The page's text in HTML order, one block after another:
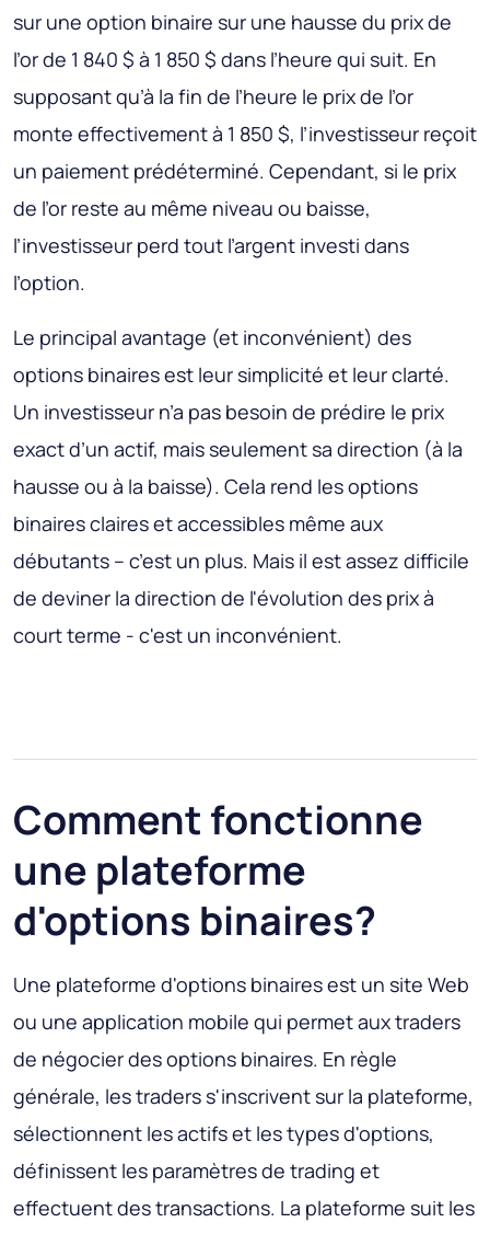
sur une option binaire sur une hausse du prix de
l’or de 1 840 $ à 1 850 $ dans l’heure qui suit. En
supposant qu’à la fin de l’heure le prix de l’or
monte effectivement à 1 850 $, l’investisseur reçoit
un paiement prédéterminé. Cependant, si le prix
de l’or reste au même niveau ou baisse,
l’investisseur perd tout l’argent investi dans
l’option.
Le principal avantage (et inconvénient) des
options binaires est leur simplicité et leur clarté.
Un investisseur n’a pas besoin de prédire le prix
exact d’un actif, mais seulement sa direction (à la
hausse ou à la baisse). Cela rend les options
binaires claires et accessibles même aux
débutants – c’est un plus. Mais il est assez difficile
de deviner la direction de l'évolution des prix à
court terme - c'est un inconvénient.
Comment fonctionne
une plateforme
d'options binaires?
Une plateforme d'options binaires est un site Web
ou une application mobile qui permet aux traders
de négocier des options binaires. En règle
générale, les traders s'inscrivent sur la plateforme,
sélectionnent les actifs et les types d'options,
définissent les paramètres de trading et
effectuent des transactions. La plateforme suit les